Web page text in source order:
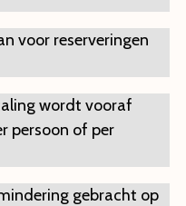
voor reserveringen
wordt vooraf
persoon of per
gebracht op